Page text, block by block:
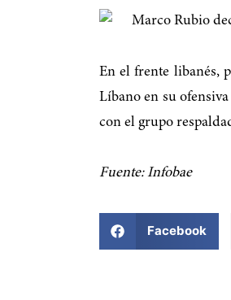
En el frente libanés,
Líbano en su
con el grupo
Fuente: Infobae
Facebook